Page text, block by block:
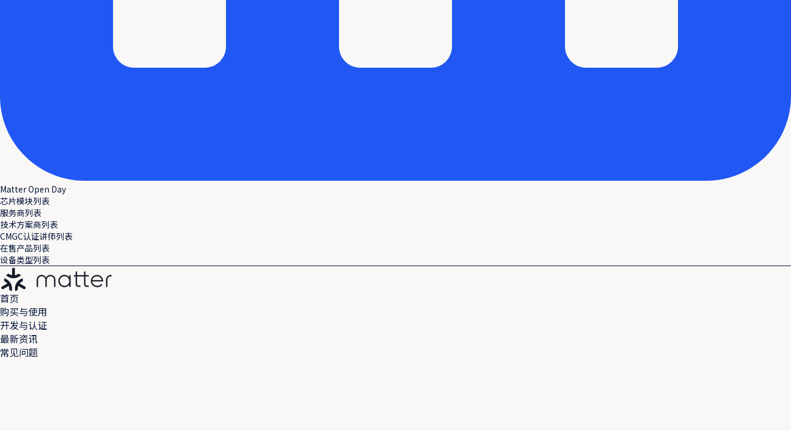
Matter Open Day
芯片模块列表
服务商列表
技术方案商列表
CMGC认证讲师列表
在售产品列表
设备类型列表
首页
购买与使用
开发与认证
最新资讯
常见问题